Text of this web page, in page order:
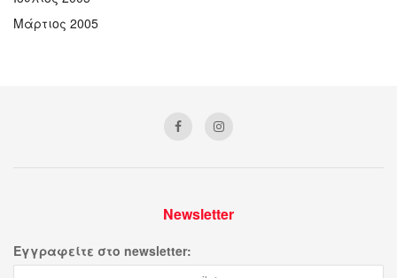
Μάρτιος 2005
Newsletter
Εγγραφείτε στο newsletter: